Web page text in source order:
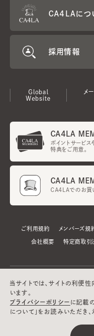
CA4LAにつ
採用情報
Global
Website
メ
CA4LA
ポイントサービ
特典をご用意。
CA4LA
CA4LAでのお買
ご利用規約 メンバーズ規
会社概要 特定商取引
当サイトでは、サイトの利便
います。
プライバシーポリシー に記載
について」をお読みいただき